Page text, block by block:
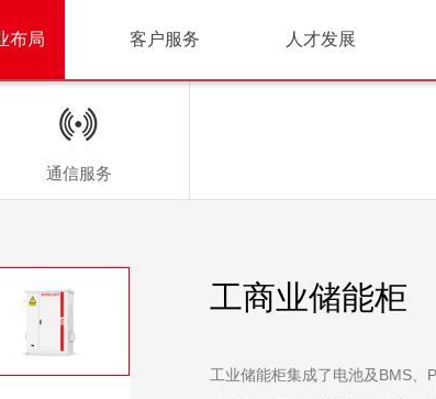
布局 客户服务 人才发展
通信服务
工商业储能柜
工业储能柜集成了电池及BMS、